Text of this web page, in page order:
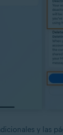
y las